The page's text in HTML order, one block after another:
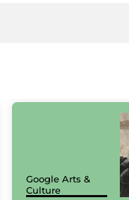
Google Arts &
Culture